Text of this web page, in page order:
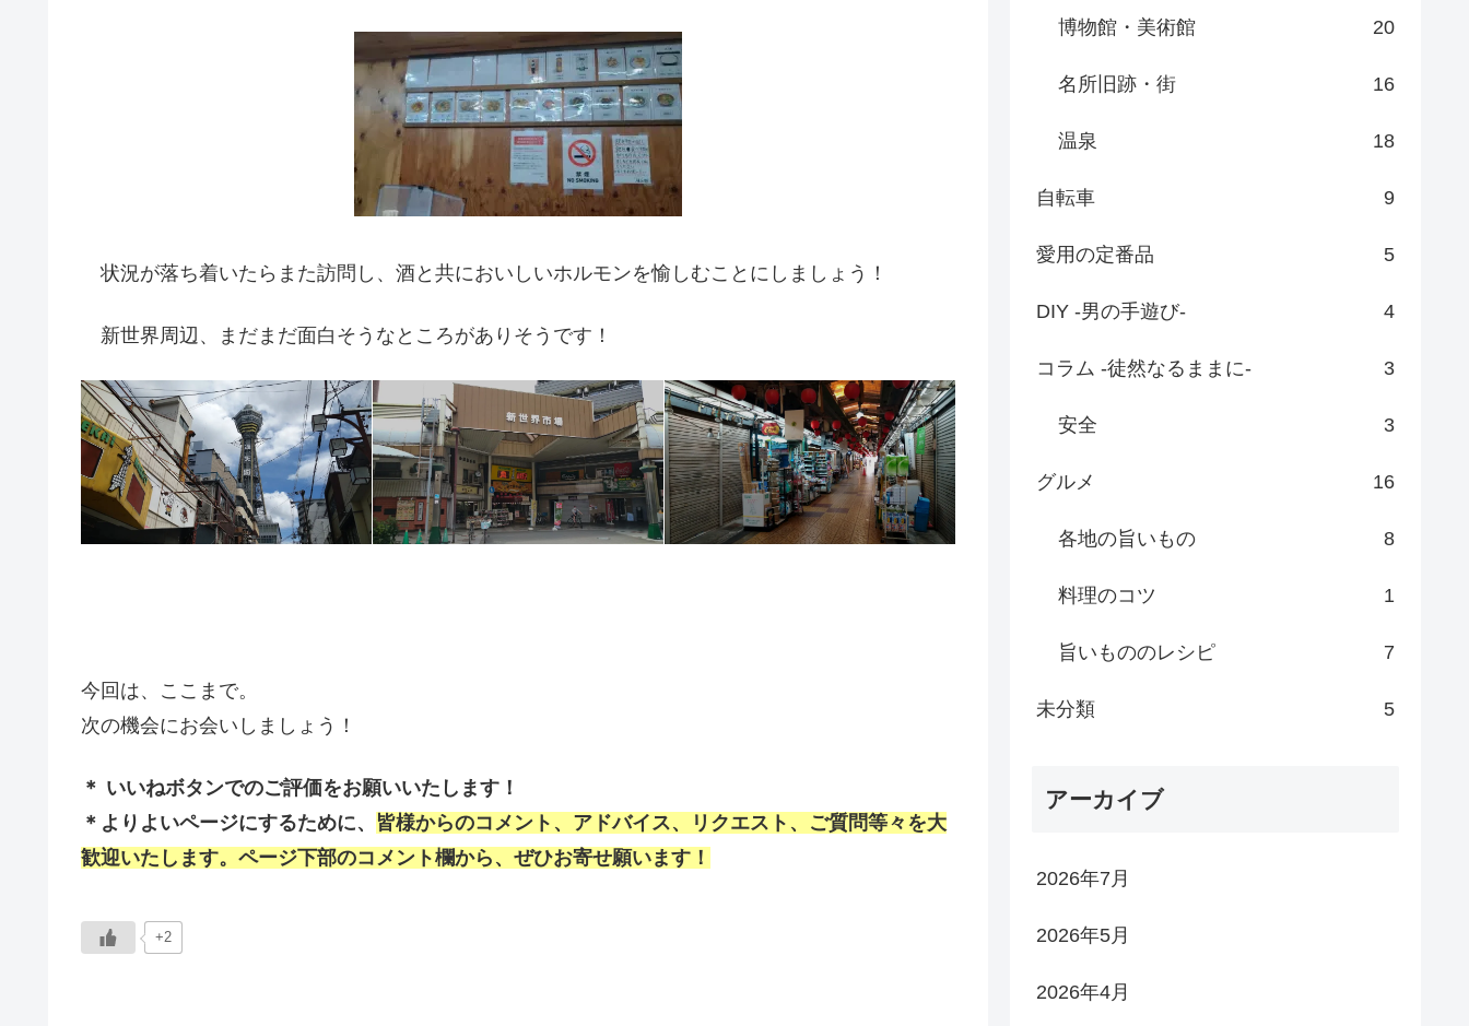
状況が落ち着いたらまた訪問し、酒と共においしいホルモンを愉しむことにしましょう！
新世界周辺、まだまだ面白そうなところがありそうです！
今回は、ここまで。
次の機会にお会いしましょう！
＊ いいねボタンでのご評価をお願いいたします！
＊よりよいページにするために、 皆様からのコメント、アドバイス、リクエスト、ご質問等々を大
歓迎いたします。ページ下部のコメント欄から、ぜひお寄せ願います！
+2
博物館・美術館 20
名所旧跡・街 16
温泉 18
自転車 9
愛用の定番品 5
DIY -男の手遊び- 4
コラム -徒然なるままに- 3
安全 3
グルメ 16
各地の旨いもの 8
料理のコツ 1
旨いもののレシピ 7
未分類 5
アーカイブ
2026年7月
2026年5月
2026年4月